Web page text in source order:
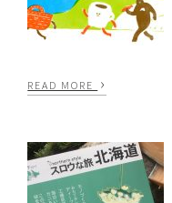
READ MORE ›